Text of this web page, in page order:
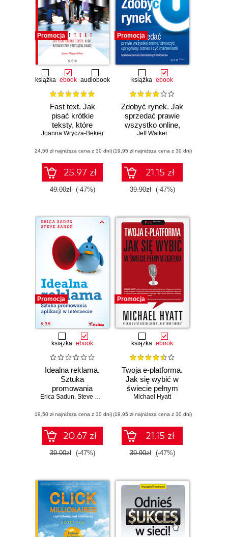
Promocja
książka ebook audiobook
Fast text. Jak
pisać krótkie
teksty, które
błyskawicznie
Joanna Wrycza-Bekier
(24,50 zł najniższa cena z 30 dni)
25.97 zł
49.00zł (-47%)
Promocja
książka ebook
Zdobyć rynek. Jak
sprzedać prawie
wszystko online,
stworzyć
żyć marzeniami
Jeff Walker
(19,95 zł najniższa cena z 30 dni)
21.15 zł
39.90zł (-47%)
Promocja
książka ebook
Idealna reklama.
Sztuka
promowania
aplikacji w
Erica Sadun, Steve Sande
(19,50 zł najniższa cena z 30 dni)
20.67 zł
39.00zł (-47%)
Promocja
książka ebook
Twoja e-platforma.
Jak się wybić w
świecie pełnym
zgiełku
Michael Hyatt
(19,95 zł najniższa cena z 30 dni)
21.15 zł
39.90zł (-47%)